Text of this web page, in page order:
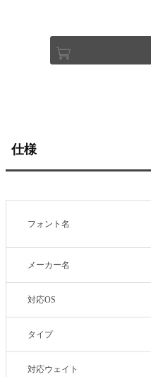
仕様
フォント名
メーカー名
対応OS
タイプ
対応ウェイト